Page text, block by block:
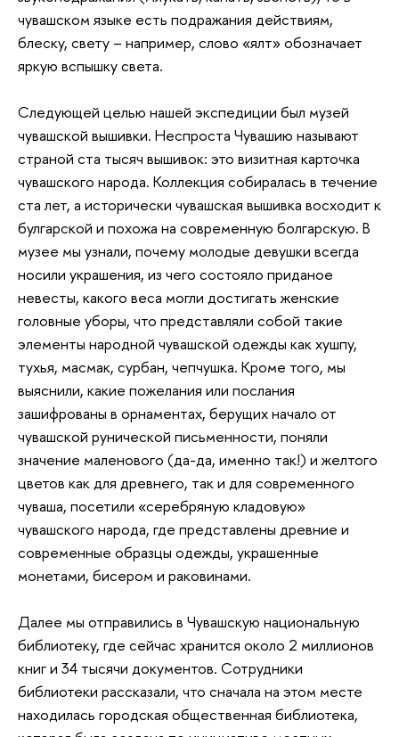
чувашском языке есть подражания действиям,
блеску, свету – например, слово «ялт» обозначает
яркую вспышку света.
Следующей целью нашей экспедиции был музей
чувашской вышивки. Неспроста Чувашию называют
страной ста тысяч вышивок: это визитная карточка
чувашского народа. Коллекция собиралась в течение
ста лет, а исторически чувашская вышивка восходит к
булгарской и похожа на современную болгарскую. В
музее мы узнали, почему молодые девушки всегда
носили украшения, из чего состояло приданое
невесты, какого веса могли достигать женские
головные уборы, что представляли собой такие
элементы народной чувашской одежды как хушпу,
тухья, масмак, сурбан, чепчушка. Кроме того, мы
выяснили, какие пожелания или послания
зашифрованы в орнаментах, берущих начало от
чувашской рунической письменности, поняли
значение маленового (да-да, именно так!) и желтого
цветов как для древнего, так и для современного
чуваша, посетили «серебряную кладовую»
чувашского народа, где представлены древние и
современные образцы одежды, украшенные
монетами, бисером и раковинами.
Далее мы отправились в Чувашскую национальную
библиотеку, где сейчас хранится около 2 миллионов
книг и 34 тысячи документов. Сотрудники
библиотеки рассказали, что сначала на этом месте
находилась городская общественная библиотека,